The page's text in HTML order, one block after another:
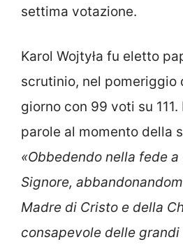
settima votazione.
Karol Wojtyła fu eletto
scrutinio, nel pomeriggio
giorno con 99 voti su 111.
parole al momento della
«Obbedendo nella fede
Signore,
Madre di Cristo e della
consapevole delle